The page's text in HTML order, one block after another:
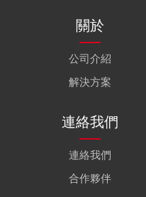
關於
公司介紹
解決方案
連絡我們
連絡我們
合作夥伴